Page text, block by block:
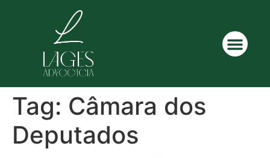
Tag: Câmara dos
Deputados